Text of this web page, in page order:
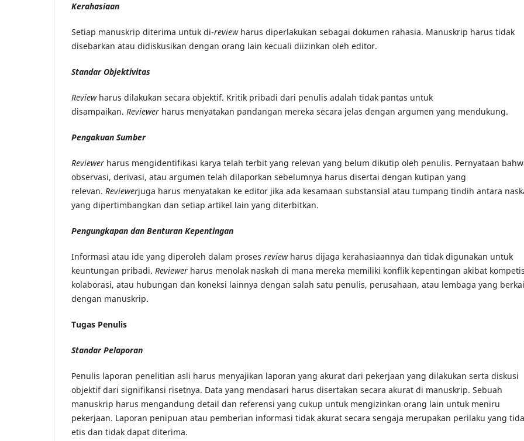
Kerahasiaan
Setiap manuskrip diterima untuk di-reviewharus diperlakukan sebagai dokumen rahasia. Manuskrip harus tidak
disebarkan atau didiskusikan dengan orang lain kecuali diizinkan oleh editor.
Standar Objektivitas
Reviewharus dilakukan secara objektif. Kritik pribadi dari penulis adalah tidak pantas untuk
disampaikan. Reviewer harus menyatakan pandangan mereka secara jelas dengan argumen yang mendukung.
Pengakuan Sumber
Reviewer harus mengidentifikasi karya telah terbit yang relevan yang belum dikutip oleh penulis. Pernyataan
observasi, derivasi, atau argumen telah dilaporkan sebelumnya harus disertai dengan kutipan yang
relevan. Reviewerjuga harus menyatakan ke editor jika ada kesamaan substansial atau tumpang tindih antara
yang dipertimbangkan dan setiap artikel lain yang diterbitkan.
Pengungkapan dan Benturan Kepentingan
Informasi atau ide yang diperoleh dalam proses reviewharus dijaga kerahasiaannya dan tidak digunakan untuk
keuntungan pribadi. Reviewer harus menolak naskah di mana mereka memiliki konflik kepentingan akibat
kolaborasi, atau hubungan dan koneksi lainnya dengan salah satu penulis, perusahaan, atau lembaga yang
dengan manuskrip.
Tugas Penulis
Standar Pelaporan
Penulis laporan penelitian asli harus menyajikan laporan yang akurat dari pekerjaan yang dilakukan serta diskusi
objektif dari signifikansi risetnya. Data yang mendasari harus disertakan secara akurat di manuskrip. Sebuah
manuskrip harus mengandung detail dan referensi yang cukup untuk mengizinkan orang lain untuk meniru
pekerjaan. Laporan penipuan atau pemberian informasi tidak akurat secara sengaja merupakan perilaku yang
etis dan tidak dapat diterima.